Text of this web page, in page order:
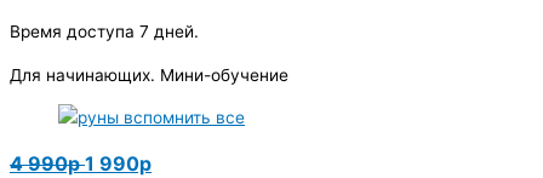
Время доступа 7 дней.
Для начинающих. Мини-обучение
4 990р1 990р